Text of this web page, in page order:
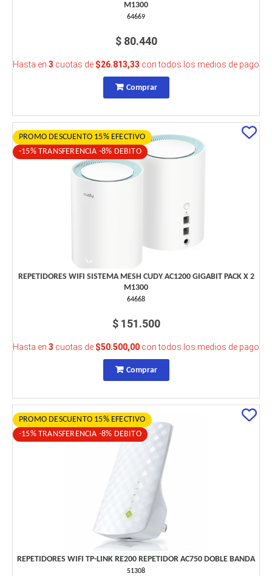
M1300
64669
$ 80.440
Hasta en 3 cuotas de $26.813,33 con todos los medios de pago
Comprar
PROMO DESCUENTO 15% EFECTIVO
-15% TRANSFERENCIA -8% DEBITO
REPETIDORES WIFI SISTEMA MESH CUDY AC1200 GIGABIT PACK X 2
M1300
64668
$ 151.500
Hasta en 3 cuotas de $50.500,00 con todos los medios de pago
Comprar
PROMO DESCUENTO 15% EFECTIVO
-15% TRANSFERENCIA -8% DEBITO
REPETIDORES WIFI TP-LINK RE200 REPETIDOR AC750 DOBLE BANDA
51308